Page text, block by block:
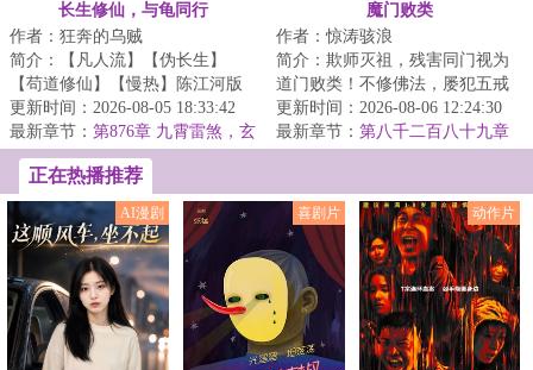
长生修仙，与龟同行
作者：狂奔的乌贼
简介：【凡人流】【伪长生】
【苟道修仙】【慢热】陈江河版
简介：陈江河穿越到了修仙世
界，成为修仙家族中...
更新时间：2026-08-05 18:33:42
最新章节： 第876章 九霄雷煞，玄
魔失控，青鸾欲念（万字求月
票，求订阅）
魔门败类
作者：惊涛骇浪
简介：欺师灭祖，残害同门视为
道门败类！不修佛法，屡犯五戒
视为佛门败类！身为魔门血炼宗
弟子林皓明，得...
更新时间：2026-08-06 12:24:30
最新章节： 第八千二百八十九章
正在热播推荐
AI漫剧 喜剧片 动作片